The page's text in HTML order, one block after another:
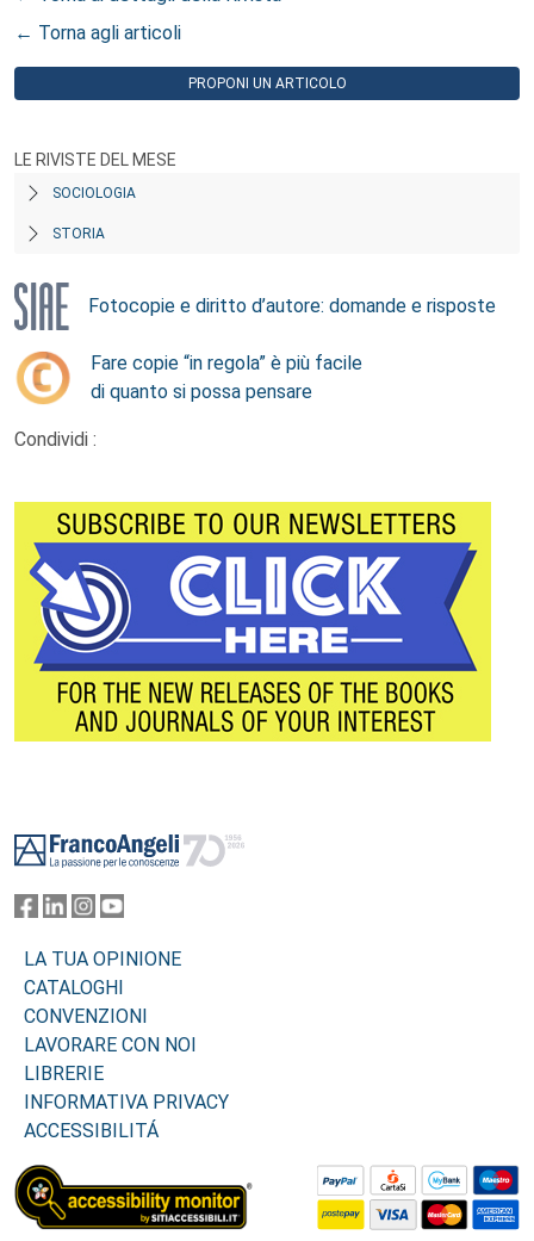
← Torna agli articoli
PROPONI UN ARTICOLO
LE RIVISTE DEL MESE
SOCIOLOGIA
STORIA
Fotocopie e diritto d’autore: domande e risposte
Fare copie “in regola” è più facile
di quanto si possa pensare
Condividi :
LA TUA OPINIONE
CATALOGHI
CONVENZIONI
LAVORARE CON NOI
LIBRERIE
INFORMATIVA PRIVACY
ACCESSIBILITÁ